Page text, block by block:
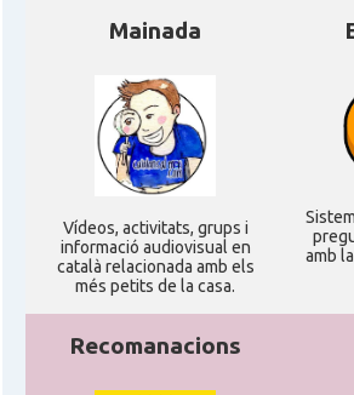
Acció Acció a
Delegació
Delegació del
Units i Canadà
Delegació del
Mainada
Ví­deos, activitats, grups i
informació audiovisual en
català relacionada amb els
més petits de la casa.
amb
Recomanacions